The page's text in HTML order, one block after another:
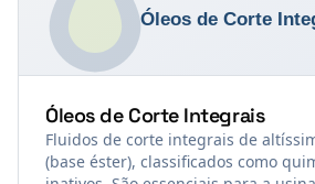
Óleos de Corte Integrais
Fluidos de corte integrais de
(base éster), classificados como